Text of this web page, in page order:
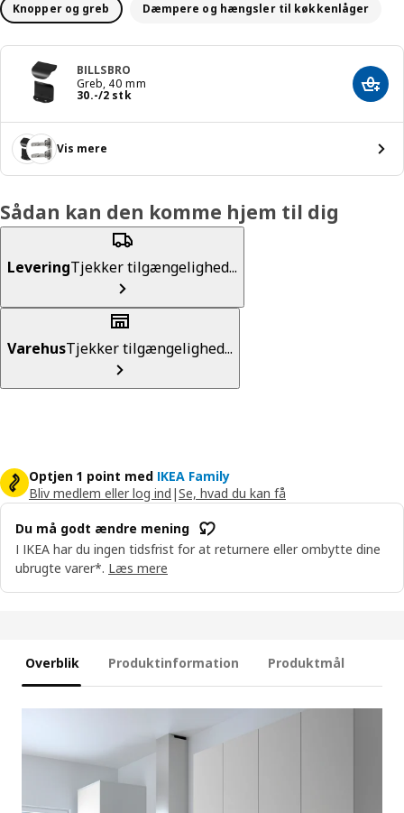
Knopper og greb Dæmpere og hængsler til køkkenlåger
BILLSBRO
Greb, 40 mm
30.-/2 stk
Pris 30.-/2 stk Læg i
Vis mere
Sådan kan den komme hjem til dig
LeveringTjekker tilgængelighed...
VarehusTjekker tilgængelighed...
Optjen 1 point med IKEA Family
Bliv medlem eller log ind |Se, hvad du kan få
Du må godt ændre mening
I IKEA har du ingen tidsfrist for at returnere eller ombytte dine
ubrugte varer*. Læs mere
Overblik Produktinformation Produktmål